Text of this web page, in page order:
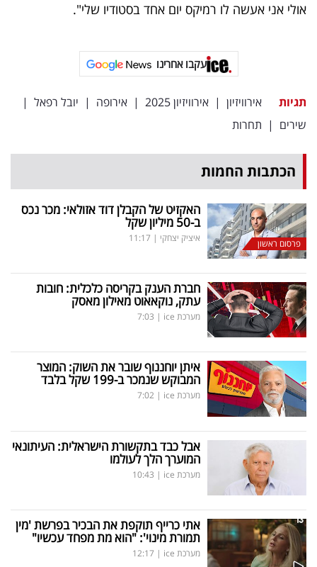
פרסמו
אולי אני אעשה לו רמיקס יום אחד בסטודיו שלי".
עקבו אחרינו
תגיות אירוויזיון | אירוויזיון 2025 | אירופה | יובל רפאל |
שירים | תחרות
הכתבות החמות
פרסום ראשון
האקזיט של הקבלן דוד אזולאי: מכר נכס
ב-50 מיליון שקל
איציק יצחקי |
11:17
חברת הענק בקריסה כלכלית: חובות
עתק, נוקאאוט מאילון מאסק
מערכת ice |
7:03
איתן יוחננוף שובר את השוק: המוצר
המבוקש שנמכר ב-199 שקל בלבד
מערכת ice |
7:02
אבל כבד בתקשורת הישראלית: העיתונאי
המוערך הלך לעולמו
מערכת ice |
10:43
אתי כרייף תוקפת את הבכיר בפרשת 'מין
תמורת מינוי': "הוא מת מפחד עכשיו"
מערכת ice |
12:17